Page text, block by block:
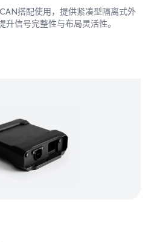
搭配使用，提供紧凑型隔离式外
信号完整性与布局灵活性。